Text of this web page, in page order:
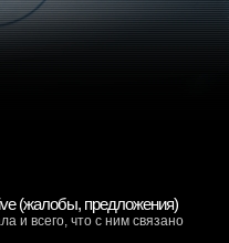
(жалобы, предложения)
и всего, что с ним связано